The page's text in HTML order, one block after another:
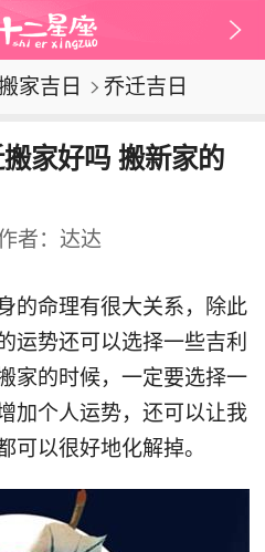
家吉日 乔迁吉日
家好吗 搬新家的
者：达达
的命理有很大关系，除此
运势还可以选择一些吉利
家的时候，一定要选择一
加个人运势，还可以让我
可以很好地化解掉。